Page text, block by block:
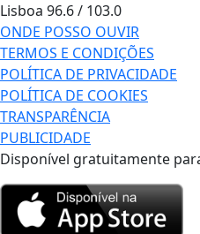
Lisboa 96.6 / 103.0
ONDE POSSO OUVIR
TERMOS E CONDIÇÕES
POLÍTICA DE PRIVACIDADE
POLÍTICA DE COOKIES
TRANSPARÊNCIA
PUBLICIDADE
Disponível gratuitamente